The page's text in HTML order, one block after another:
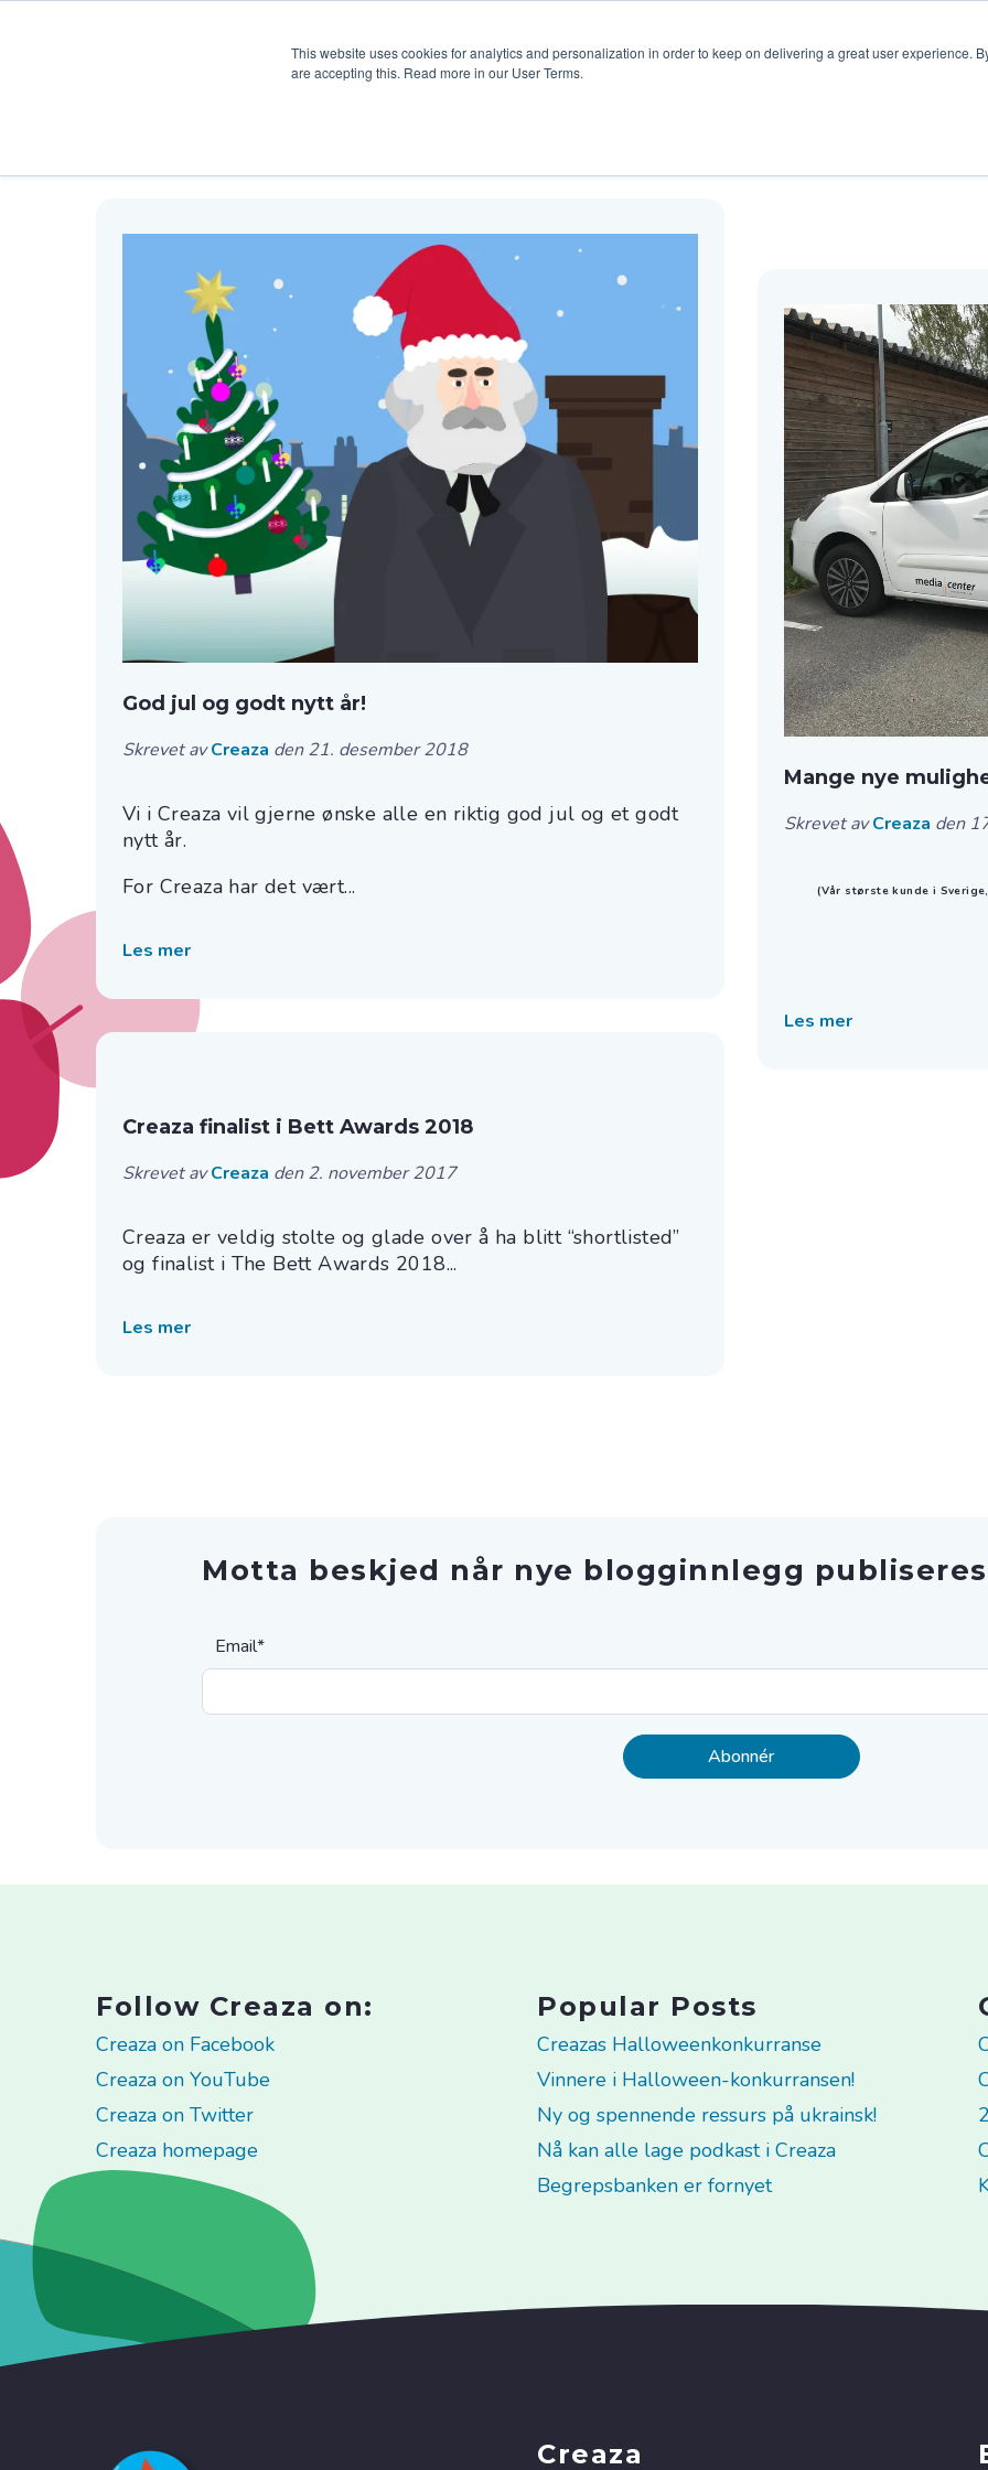
This website uses cookies for analytics and personalization in order to keep on delivering a great user experience.
are accepting this. Read more in our User Terms.
God jul og godt nytt år!
Skrevet avCreaza den 21. desember 2018
Vi i Creaza vil gjerne ønske alle en riktig god jul og et godt
nytt år.
For Creaza har det vært...
Les mer
Mange nye
Skrevet avCreaza den
(Vår største kunde i
Les mer
Creaza finalist i Bett Awards 2018
Skrevet avCreaza den 2. november 2017
Creaza er veldig stolte og glade over å ha blitt “shortlisted”
og finalist i The Bett Awards 2018...
Les mer
Motta beskjed når nye blogginnlegg
Email*
Follow Creaza on:
Creaza on Facebook
Creaza on YouTube
Creaza on Twitter
Creaza homepage
Popular Posts
Creazas Halloweenkonkurranse
Vinnere i Halloween-konkurransen!
Ny og spennende ressurs på ukrainsk!
Nå kan alle lage podkast i Creaza
Begrepsbanken er fornyet
Creaza